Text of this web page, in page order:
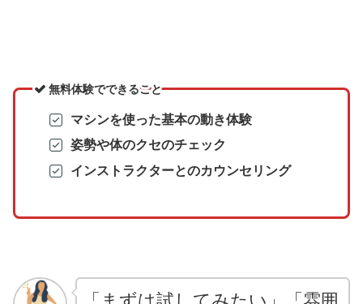
無料体験でできること
マシンを使った基本の動き体験
姿勢や体のクセのチェック
インストラクターとのカウンセリング